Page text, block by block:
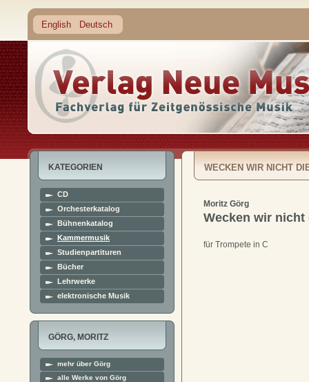
English Deutsch
KATEGORIEN
CD
Orchesterkatalog
Bühnenkatalog
Kammermusik
Studienpartituren
Bücher
Lehrwerke
elektronische Musik
GÖRG, MORITZ
mehr über Görg
alle Werke von Görg
WECKEN WIR NICHT
Moritz Görg
Wecken wir nicht
für Trompete in C